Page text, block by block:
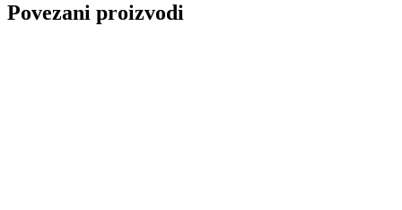
Povezani proizvodi